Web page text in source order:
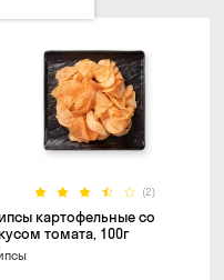
(2)
картофельные со
томата, 100г